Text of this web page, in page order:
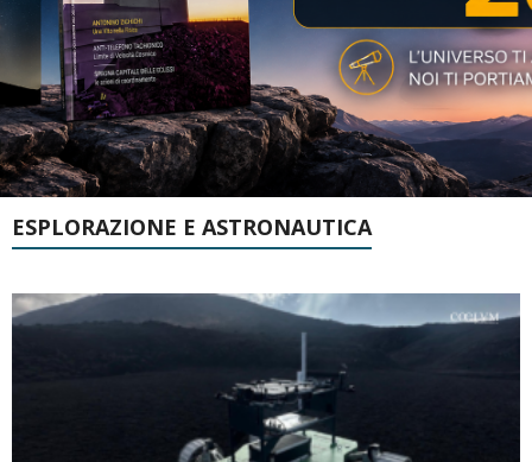
ESPLORAZIONE E ASTRONAUTICA